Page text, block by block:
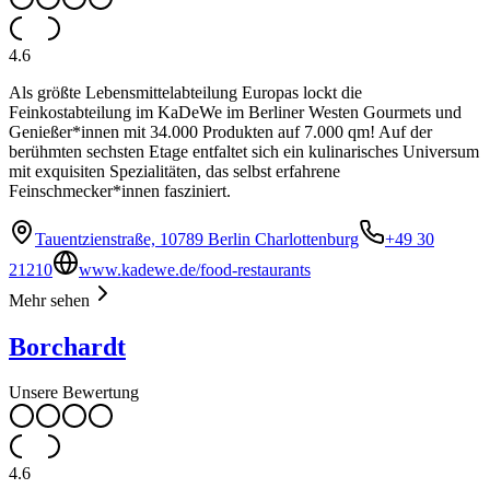
4.6
Als größte Lebensmittelabteilung Europas lockt die
Feinkostabteilung im KaDeWe im Berliner Westen Gourmets und
Genießer*innen mit 34.000 Produkten auf 7.000 qm! Auf der
berühmten sechsten Etage entfaltet sich ein kulinarisches Universum
mit exquisiten Spezialitäten, das selbst erfahrene
Feinschmecker*innen fasziniert.
Tauentzienstraße, 10789 Berlin Charlottenburg
+49 30
21210
www.kadewe.de/food-restaurants
Mehr sehen
Borchardt
Unsere Bewertung
4.6